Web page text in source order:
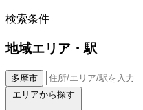
検索条件
地域エリア・駅
多摩市
エリアから探す